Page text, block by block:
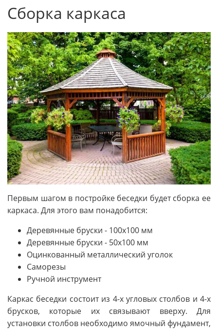
Сборка каркаса
Первым шагом в постройке беседки будет сборка ее
каркаса. Для этого вам понадобится:
Деревянные бруски - 100x100 мм
Деревянные бруски - 50x100 мм
Оцинкованный металлический уголок
Саморезы
Ручной инструмент
Каркас беседки состоит из 4-х угловых столбов и 4-х
брусков, которые их связывают вверху. Для
установки столбов необходимо ямочный фундамент,